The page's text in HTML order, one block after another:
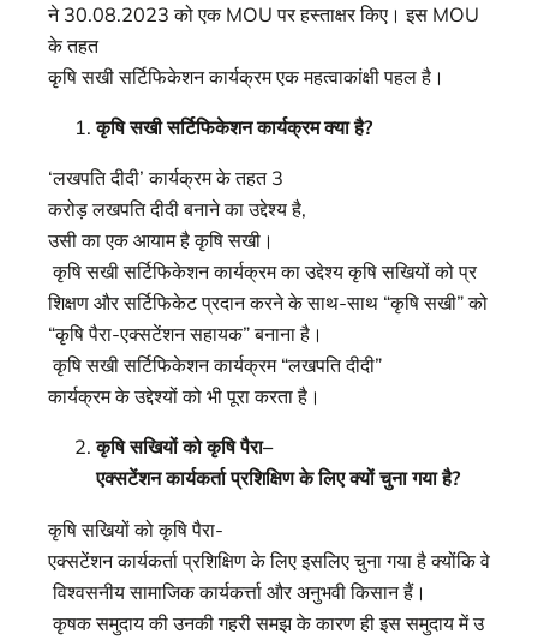
ने 30.08.2023 को एक MOU पर हस्ताक्षर किए। इस MOU
के तहत
कृषि सखी सर्टिफिकेशन कार्यक्रम एक महत्वाकांक्षी पहल है।
कृषि सखी सर्टिफिकेशन कार्यक्रमक्या है?
‘लखपति दीदी’ कार्यक्रम के तहत 3
करोड़ लखपति दीदी बनाने का उद्देश्य है,
उसी का एक आयाम है कृषि सखी।
कृषि सखी सर्टिफिकेशन कार्यक्रम का उद्देश्य कृषि सखियों को प्र
शिक्षण और सर्टिफिकेट प्रदान करने के साथ-साथ “कृषि सखी” को
“कृषि पैरा-एक्सटेंशन सहायक” बनाना है।
कृषि सखी सर्टिफिकेशन कार्यक्रम “लखपति दीदी”
कार्यक्रम के उद्देश्यों को भी पूरा करता है।
कृषि सखियों को कृषि पैरा–
एक्सटेंशन कार्यकर्ता प्रशिक्षिण के लिए क्यों चुना गया है?
कृषि सखियों को कृषि पैरा-
एक्सटेंशन कार्यकर्ता प्रशिक्षिण के लिए इसलिए चुना गया है क्योंकि वे
विश्वसनीय सामाजिक कार्यकर्त्ता और अनुभवी किसान हैं।
कृषक समुदाय की उनकी गहरी समझ के कारण ही इस समुदाय में उ